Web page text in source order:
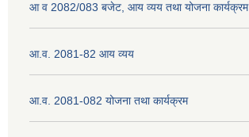
आ व 2082/083 बजेट, आय व्यय तथा योजना कार्यक्रम
आ.व. 2081-82 आय व्यय
आ.व. 2081-082 योजना तथा कार्यक्रम